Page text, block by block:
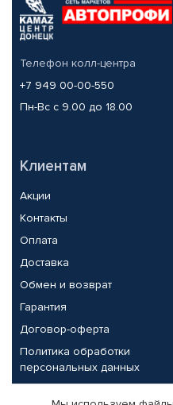
Телефон колл-центра
+7 949 00-00-550
Пн-Вс с 9.00 до 18.00
Клиентам
Акции
Контакты
Оплата
Доставка
Обмен и возврат
Гарантия
Договор-оферта
Политика обработки
персональных данных